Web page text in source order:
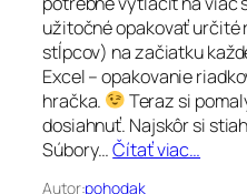
užitočné opakovať určité
stĺpcov) na začiatku
Excel – opakovanie
hračka.
Teraz si
dosiahnuť. Najskôr si
Súbory…Čítať viac…
Autor:pohodak